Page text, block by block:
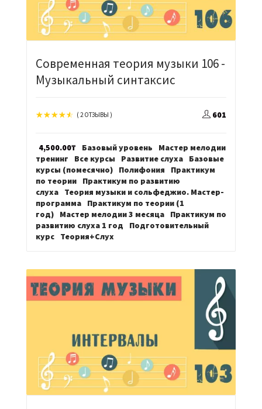
Современная теория музыки 106 -
Музыкальный синтаксис
( 2 ОТЗЫВЫ ) 601
4,500.00₸ Базовый уровень
Мастер мелодии
тренинг
Все курсы Развитие слуха
Базовые
курсы (помесячно)
Полифония
Практикум
по теории
Практикум по развитию
слуха
Теория музыки и сольфеджио. Мастер-
программа
Практикум по теории (1
год)
Мастер мелодии 3 месяца
Практикум по
развитию слуха 1 год
Подготовительный
курс
Теория+Слух